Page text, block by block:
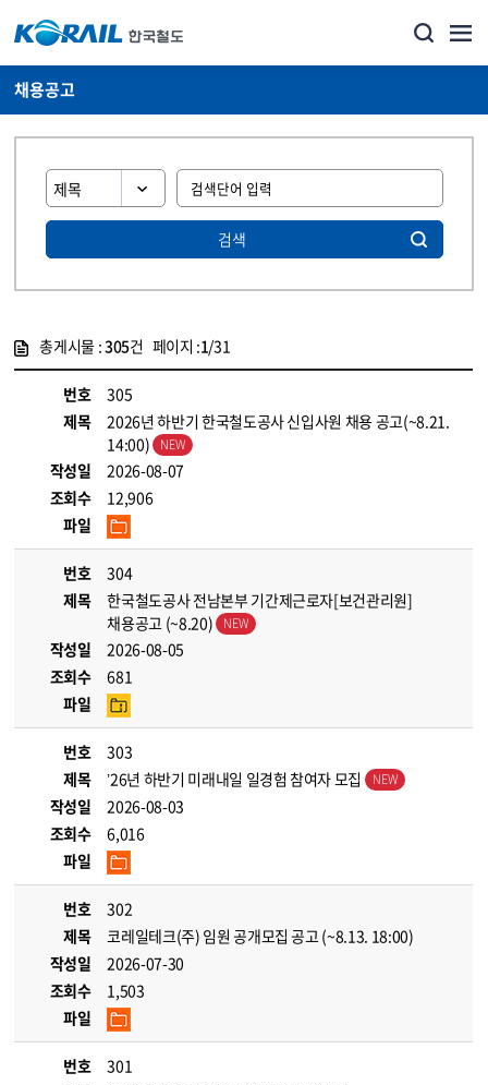
채용공고
검색
총게시물 :305건 페이지 :1/31
번호
305
제목
2026년 하반기 한국철도공사 신입사원 채용 공고(~8.21.
14:00)
작성일
2026-08-07
조회수
12,906
파일
번호
304
제목
한국철도공사 전남본부 기간제근로자[보건관리원]
채용공고 (~8.20)
작성일
2026-08-05
조회수
681
파일
번호
303
제목
’26년 하반기 미래내일 일경험 참여자 모집
작성일
2026-08-03
조회수
6,016
파일
번호
302
제목
코레일테크(주) 임원 공개모집 공고 (~8.13. 18:00)
작성일
2026-07-30
조회수
1,503
파일
번호
301